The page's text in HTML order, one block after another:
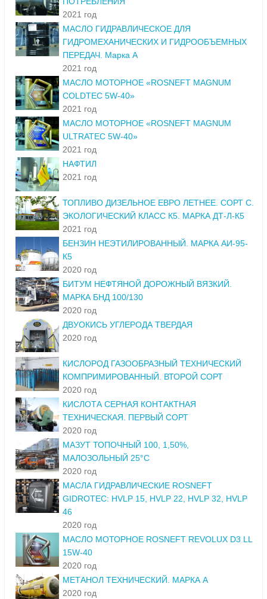
2021 год
МАСЛО ГИДРАВЛИЧЕСКОЕ ДЛЯ
ГИДРОМЕХАНИЧЕСКИХ И ГИДРООБЪЕМНЫХ
ПЕРЕДАЧ. Марка А
2021 год
МАСЛО МОТОРНОЕ «ROSNEFT MAGNUM
COLDTEC 5W-40»
2021 год
МАСЛО МОТОРНОЕ «ROSNEFT MAGNUM
ULTRATEC 5W-40»
2021 год
НАФТИЛ
2021 год
ТОПЛИВО ДИЗЕЛЬНОЕ ЕВРО ЛЕТНЕЕ. СОРТ С.
ЭКОЛОГИЧЕСКИЙ КЛАСС К5. МАРКА ДТ-Л-К5
2021 год
БЕНЗИН НЕЭТИЛИРОВАННЫЙ. МАРКА АИ-95-
К5
2020 год
БИТУМ НЕФТЯНОЙ ДОРОЖНЫЙ ВЯЗКИЙ.
МАРКА БНД 100/130
2020 год
ДВУОКИСЬ УГЛЕРОДА ТВЕРДАЯ
2020 год
КИСЛОРОД ГАЗООБРАЗНЫЙ ТЕХНИЧЕСКИЙ
КОМПРИМИРОВАННЫЙ. ВТОРОЙ СОРТ
2020 год
КИСЛОТА СЕРНАЯ КОНТАКТНАЯ
ТЕХНИЧЕСКАЯ. ПЕРВЫЙ СОРТ
2020 год
МАЗУТ ТОПОЧНЫЙ 100, 1,50%,
МАЛОЗОЛЬНЫЙ 25°С
2020 год
МАСЛА ГИДРАВЛИЧЕСКИЕ ROSNEFT
GIDROTEC: HVLP 15, HVLP 22, HVLP 32, HVLP
46
2020 год
МАСЛО МОТОРНОЕ ROSNEFT REVOLUX D3 LL
15W-40
2020 год
МЕТАНОЛ ТЕХНИЧЕСКИЙ. МАРКА А
2020 год